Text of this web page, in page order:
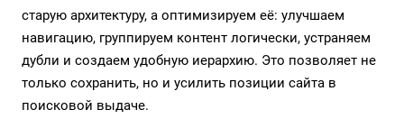
старую архитектуру, а оптимизируем её: улучшаем
навигацию, группируем контент логически, устраняем
дубли и создаем удобную иерархию. Это позволяет не
только сохранить, но и усилить позиции сайта в
поисковой выдаче.